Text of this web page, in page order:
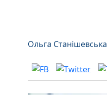
Ольга Станішевська